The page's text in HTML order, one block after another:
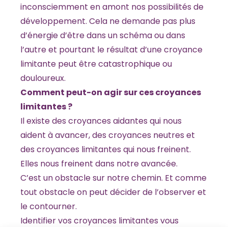
inconsciemment en amont nos possibilités de
développement. Cela ne demande pas plus
d’énergie d’être dans un schéma ou dans
l’autre et pourtant le résultat d’une croyance
limitante peut être catastrophique ou
douloureux.
Comment peut-on agir sur ces croyances
limitantes ?
Il existe des croyances aidantes qui nous
aident à avancer, des croyances neutres et
des croyances limitantes qui nous freinent.
Elles nous freinent dans notre avancée.
C’est un obstacle sur notre chemin. Et comme
tout obstacle on peut décider de l’observer et
le contourner.
Identifier vos croyances limitantes vous